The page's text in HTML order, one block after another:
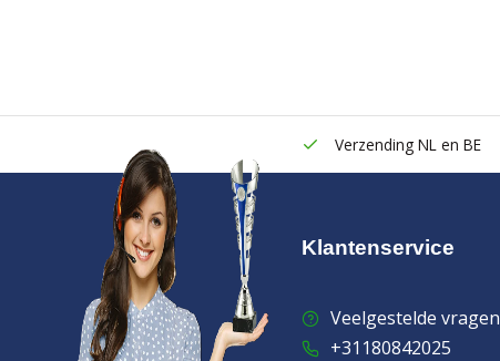
Verzending NL en BE
Klantenservice
Veelgestelde vragen
+31180842025